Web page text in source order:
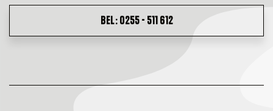
BEL: 0255 - 511 612